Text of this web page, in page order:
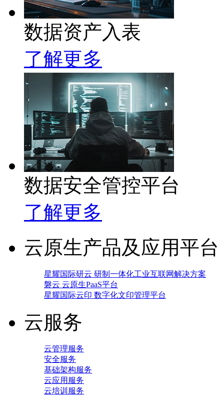
数据资产入表
了解更多
数据安全管控平台
了解更多
云原生产品及应用平台
星耀国际研云 研制一体化工业互联网解决方案
磐云 云原生PaaS平台
星耀国际云印 数字化文印管理平台
云服务
云管理服务
安全服务
基础架构服务
云应用服务
云培训服务